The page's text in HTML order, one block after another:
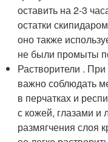
оставить на 2-3
остатки
оно также
не были промыты
Растворители .
важно соблюдать
в перчатках и
с кожей, глазами и
размягчения слоя